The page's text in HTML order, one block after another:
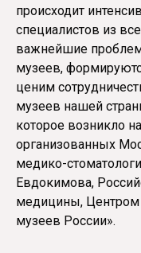
происходит
специалистов из
важнейшие
музеев,
ценим
музеев нашей
которое возникло
организованных
медико-
Евдокимова,
медицины, Центром
музеев России».